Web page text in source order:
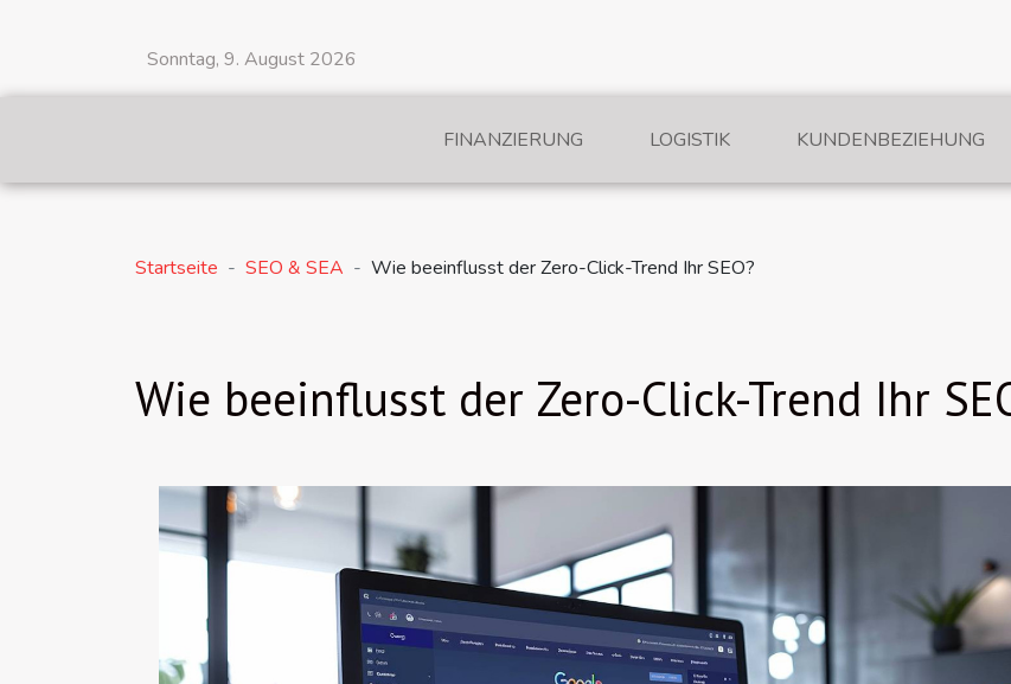
Sonntag, 9. August 2026
FINANZIERUNG LOGISTIK KUNDENBEZIEHUNG
Startseite SEO & SEA Wie beeinflusst der Zero-Click-Trend Ihr SEO?
Wie beeinflusst der Zero-Click-Trend Ihr